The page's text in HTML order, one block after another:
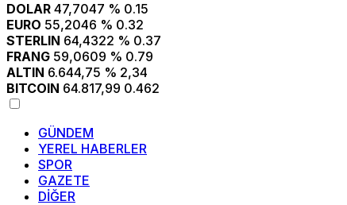
DOLAR 47,7047 % 0.15
EURO 55,2046 % 0.32
STERLIN 64,4322 % 0.37
FRANG 59,0609 % 0.79
ALTIN 6.644,75 % 2,34
BITCOIN 64.817,99 0.462
GÜNDEM
YEREL HABERLER
SPOR
GAZETE
DİĞER